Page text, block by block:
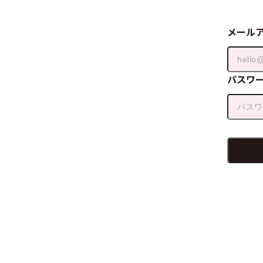
メール
パスワ